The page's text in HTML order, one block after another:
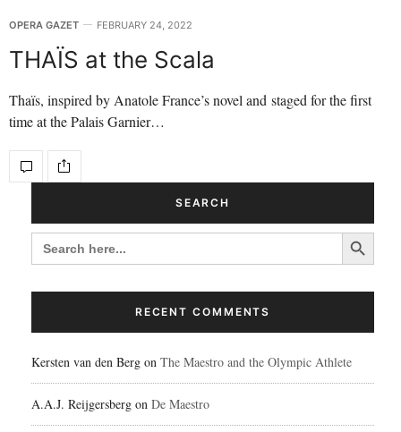
OPERA GAZET FEBRUARY 24, 2022
THAÏS at the Scala
Thaïs, inspired by Anatole France’s novel and staged for the first
time at the Palais Garnier…
SEARCH
SEARCH
FOR:
Search Button
RECENT COMMENTS
Kersten van den Berg on The Maestro and the Olympic Athlete
A.A.J. Reijgersberg on De Maestro